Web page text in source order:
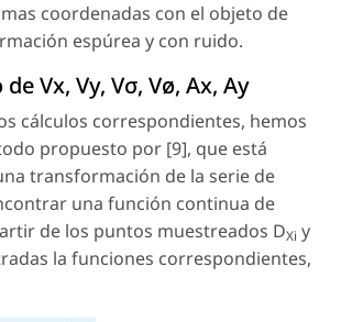
coordenadas con el objeto de
espúrea y con ruido.
Vx, Vy, Vσ, Vø, Ax, Ay
cálculos correspondientes, hemos
propuesto por [9], que está
transformación de la serie de
una función continua de
de los puntos muestreados DXi y
la funciones correspondientes,